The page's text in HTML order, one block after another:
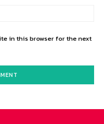
in this browser for the next